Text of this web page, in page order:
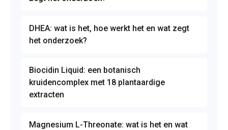
DHEA: wat is het, hoe werkt het en wat zegt
het onderzoek?
Biocidin Liquid: een botanisch
kruidencomplex met 18 plantaardige
extracten
Magnesium L-Threonate: wat is het en wat